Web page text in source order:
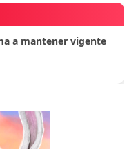
a mantener vigente